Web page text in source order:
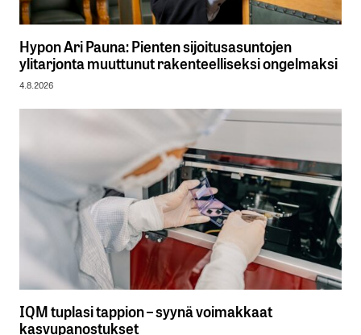
Hypon Ari Pauna: Pienten sijoitusasuntojen
ylitarjonta muuttunut rakenteelliseksi ongelmaksi
4.8.2026
IQM tuplasi tappion – syynä voimakkaat
kasvupanostukset